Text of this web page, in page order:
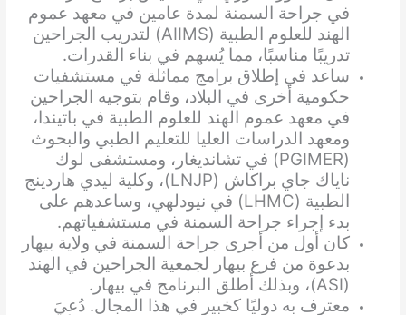
في جراحة السمنة لمدة عامين في معهد عموم
الهند للعلوم الطبية (AIIMS) لتدريب الجراحين
تدريبًا مناسبًا، مما يُسهم في بناء القدرات.
ساعد في إطلاق برامج مماثلة في مستشفيات
حكومية أخرى في البلاد، وقام بتوجيه الجراحين
في معهد عموم الهند للعلوم الطبية في باتيندا،
ومعهد الدراسات العليا للتعليم الطبي والبحوث
(PGIMER) في تشانديغار، ومستشفى لوك
ناياك جاي براكاش (LNJP)، وكلية ليدي هاردينج
الطبية (LHMC) في نيودلهي، وساعدهم على
بدء إجراء جراحة السمنة في مستشفياتهم.
كان أول من أجرى جراحة السمنة في ولاية بيهار
بدعوة من فرع بيهار لجمعية الجراحين في الهند
(ASI)، وبذلك أطلق البرنامج في بيهار.
معترف به دوليًا كخبير في هذا المجال. دُعيَ